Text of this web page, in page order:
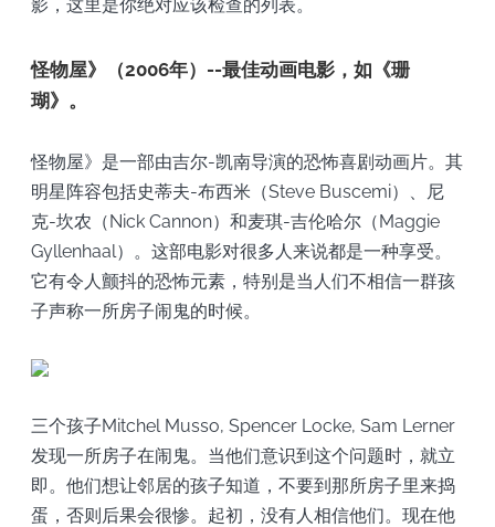
影，这里是你绝对应该检查的列表。
怪物屋》（2006年）--最佳动画电影，如《珊
瑚》。
怪物屋》是一部由吉尔-凯南导演的恐怖喜剧动画片。其
明星阵容包括史蒂夫-布西米（Steve Buscemi）、尼
克-坎农（Nick Cannon）和麦琪-吉伦哈尔（Maggie
Gyllenhaal）。这部电影对很多人来说都是一种享受。
它有令人颤抖的恐怖元素，特别是当人们不相信一群孩
子声称一所房子闹鬼的时候。
三个孩子Mitchel Musso, Spencer Locke, Sam Lerner
发现一所房子在闹鬼。当他们意识到这个问题时，就立
即。他们想让邻居的孩子知道，不要到那所房子里来捣
蛋，否则后果会很惨。起初，没有人相信他们。现在他